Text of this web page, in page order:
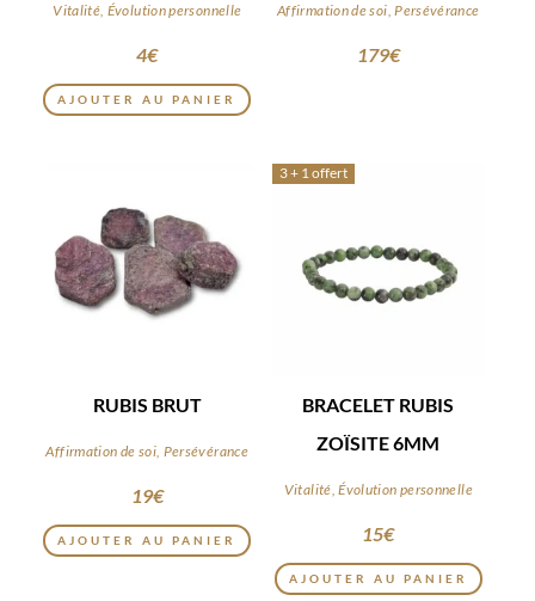
Vitalité, Évolution personnelle
4€
AJOUTER AU PANIER
Affirmation de soi, Persévérance
179€
RUBIS BRUT
Affirmation de soi, Persévérance
19€
AJOUTER AU PANIER
3 + 1 offert
BRACELET RUBIS
ZOÏSITE 6MM
Vitalité, Évolution personnelle
15€
AJOUTER AU PANIER